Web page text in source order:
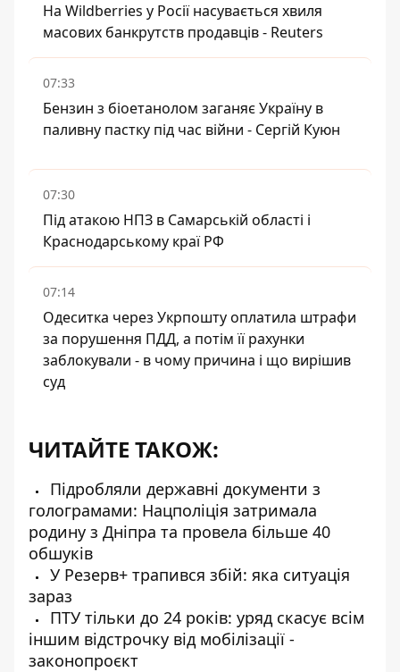
На Wildberries у Росії насувається хвиля
масових банкрутств продавців - Reuters
07:33
Бензин з біоетанолом заганяє Україну в
паливну пастку під час війни - Сергій Куюн
07:30
Під атакою НПЗ в Самарській області і
Краснодарському краї РФ
07:14
Одеситка через Укрпошту оплатила штрафи
за порушення ПДД, а потім її рахунки
заблокували - в чому причина і що вирішив
суд
ЧИТАЙТЕ ТАКОЖ:
Підробляли державні документи з
голограмами: Нацполіція затримала
родину з Дніпра та провела більше 40
обшуків
У Резерв+ трапився збій: яка ситуація
зараз
ПТУ тільки до 24 років: уряд скасує всім
іншим відстрочку від мобілізації -
законопроєкт